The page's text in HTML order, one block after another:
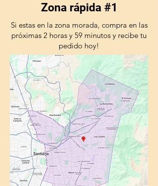
Zona rápida #1
Si estas en la zona morada, compra en las
próximas 2 horas y 59 minutos y recibe tu
pedido hoy!